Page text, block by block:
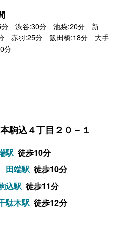
分 渋谷:30分 池袋:20分 新
赤羽:25分 飯田橋:18分 大手
分
駒込４丁目２０－１
駅 徒歩10分
田端駅 徒歩10分
込駅 徒歩11分
駄木駅 徒歩12分